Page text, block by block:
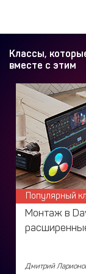
Классы,
вместе с этим
Монтаж в
Дмитрий
Популярный